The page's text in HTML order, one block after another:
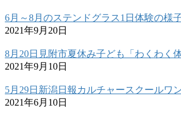
6月～8月のステンドグラス1日体験の様
2021年9月20日
8月20日見附市夏休み子ども「わくわく体
2021年9月10日
5月29日新潟日報カルチャースクールワ
2021年6月10日